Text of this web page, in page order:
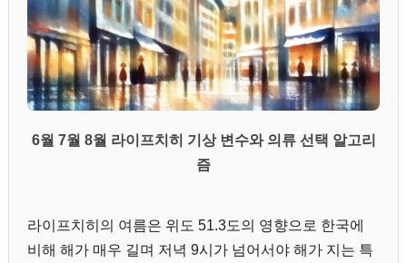
6월 7월 8월 라이프치히 기상 변수와 의류 선택 알고리
즘
라이프치히의 여름은 위도 51.3도의 영향으로 한국에
비해 해가 매우 길며 저녁 9시가 넘어서야 해가 지는 특